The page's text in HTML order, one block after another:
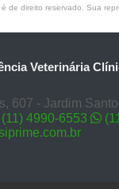
de direito reservado. Sua
Veterinária
607 - Jardim
(11) 4990-6553